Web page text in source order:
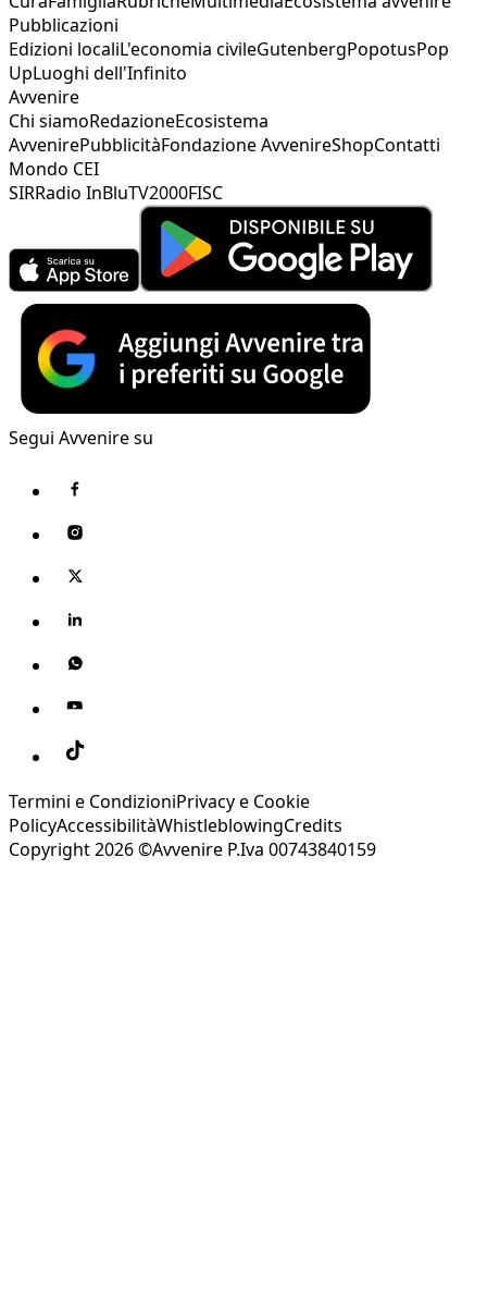
Pubblicazioni
Edizioni localiL'economia civileGutenbergPopotusPop
UpLuoghi dell'Infinito
Avvenire
Chi siamoRedazioneEcosistema
AvvenirePubblicitàFondazione AvvenireShopContatti
Mondo CEI
SIRRadio InBluTV2000FISC
Segui Avvenire su
Termini e CondizioniPrivacy e Cookie
PolicyAccessibilitàWhistleblowingCredits
Copyright 2026 ©Avvenire P.Iva 00743840159